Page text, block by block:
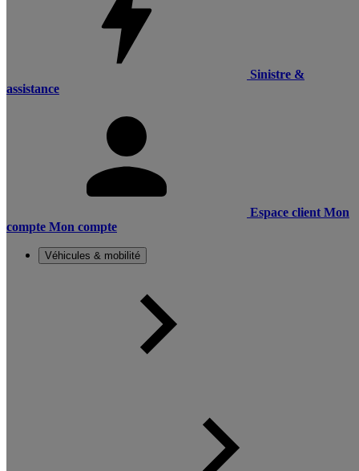
Sinistre &
assistance
Espace client Mon
compte Mon compte
Véhicules & mobilité